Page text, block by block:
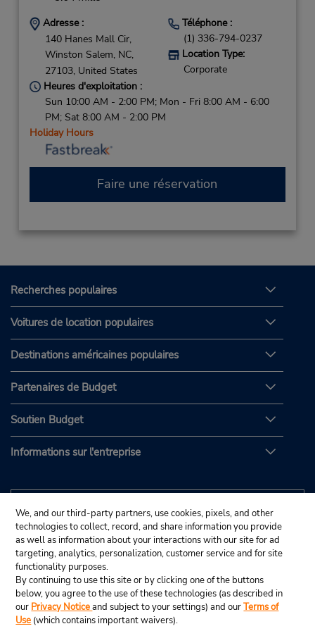
Adresse :
140 Hanes Mall Cir,
Winston Salem, NC,
27103, United States
Téléphone :
(1) 336-794-0237
Location Type:
Corporate
Heures d'exploitation :
Sun 10:00 AM - 2:00 PM; Mon - Fri 8:00 AM - 6:00
PM; Sat 8:00 AM - 2:00 PM
Holiday Hours
Faire une réservation
Recherches populaires
Voitures de location populaires
Destinations américaines populaires
Partenaires de Budget
Soutien Budget
Informations sur l'entreprise
We, and our third-party partners, use cookies, pixels, and other
technologies to collect, record, and share information you provide
as well as information about your interactions with our site for ad
targeting, analytics, personalization, customer service and for site
functionality purposes.
By continuing to use this site or by clicking one of the buttons
below, you agree to the use of these technologies (as described in
our Privacy Noticeand subject to your settings) and ourTerms of
Use (which contains important waivers).